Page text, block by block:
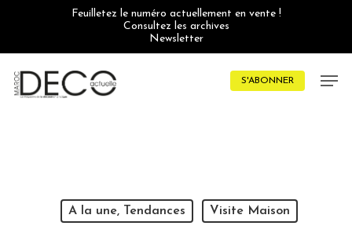
Feuilletez le numéro actuellement en vente !
Consultez les archives
Newsletter
S'ABONNER
A la une, Tendances Visite Maison